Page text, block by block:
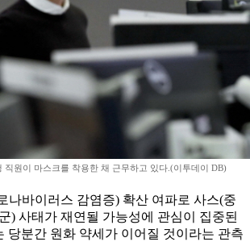
원이 마스크를 착용한 채 근무하고 있다.(이투데이 DB)
나바이러스 감염증) 확산 여파로 사스(중
) 사태가 재연될 가능성에 관심이 집중된
당분간 원화 약세가 이어질 것이라는 관측